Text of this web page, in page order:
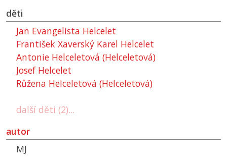
děti
Jan Evangelista Helcelet
František Xaverský Karel Helcelet
Antonie Helceletová (Helceletová)
Josef Helcelet
Růžena Helceletová (Helceletová)
další děti (2)...
autor
MJ